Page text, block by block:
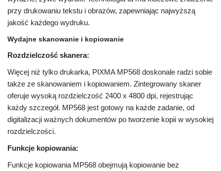
przy drukowaniu tekstu i obrazów, zapewniając najwyższą
jakość każdego wydruku.
Wydajne skanowanie i kopiowanie
Rozdzielczość skanera:
Więcej niż tylko drukarka, PIXMA MP568 doskonale radzi sobie
także ze skanowaniem i kopiowaniem. Zintegrowany skaner
oferuje wysoką rozdzielczość 2400 x 4800 dpi, rejestrując
każdy szczegół. MP568 jest gotowy na każde zadanie, od
digitalizacji ważnych dokumentów po tworzenie kopii w wysokiej
rozdzielczości.
Funkcje kopiowania:
Funkcje kopiowania MP568 obejmują kopiowanie bez